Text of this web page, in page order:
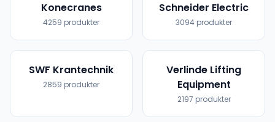
Konecranes
4259 produkter
Schneider Electric
3094 produkter
SWF Krantechnik
2859 produkter
Verlinde Lifting
Equipment
2197 produkter